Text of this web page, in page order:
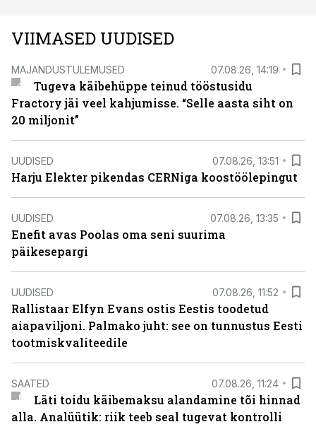
VIIMASED UUDISED
MAJANDUSTULEMUSED 07.08.26, 14:19
Tugeva käibehüppe teinud tööstusidu
Fractory jäi veel kahjumisse. “Selle aasta siht on
20 miljonit”
UUDISED 07.08.26, 13:51
Harju Elekter pikendas CERNiga koostöölepingut
UUDISED 07.08.26, 13:35
Enefit avas Poolas oma seni suurima
päikesepargi
UUDISED 07.08.26, 11:52
Rallistaar Elfyn Evans ostis Eestis toodetud
aiapaviljoni. Palmako juht: see on tunnustus Eesti
tootmiskvaliteedile
SAATED 07.08.26, 11:24
Läti toidu käibemaksu alandamine tõi hinnad
alla. Analüütik: riik teeb seal tugevat kontrolli